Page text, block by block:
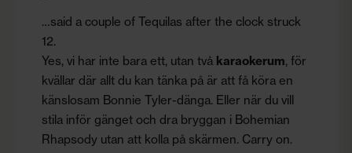
…said a couple of Tequilas after the clock struck
12.
Yes, vi har inte bara ett, utan två karaokerum, för
kvällar där allt du kan tänka på är att få köra en
känslosam Bonnie Tyler-dänga. Eller när du vill
stila inför gänget och dra bryggan i Bohemian
Rhapsody utan att kolla på skärmen. Carry on.